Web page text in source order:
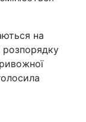
на
розпорядку